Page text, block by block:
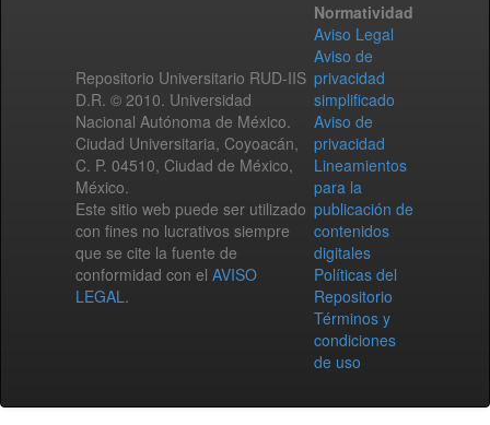
Repositorio Universitario RUD-IIS
D.R. © 2010. Universidad
Nacional Autónoma de México.
Ciudad Universitaria, Coyoacán,
C. P. 04510, Ciudad de México,
México.
Este sitio web puede ser utilizado
con fines no lucrativos siempre
que se cite la fuente de
conformidad con el AVISO
LEGAL.
Normatividad
Aviso Legal
Aviso de
privacidad
simplificado
Aviso de
privacidad
Lineamientos
para la
publicación de
contenidos
digitales
Políticas del
Repositorio
Términos y
condiciones
de uso